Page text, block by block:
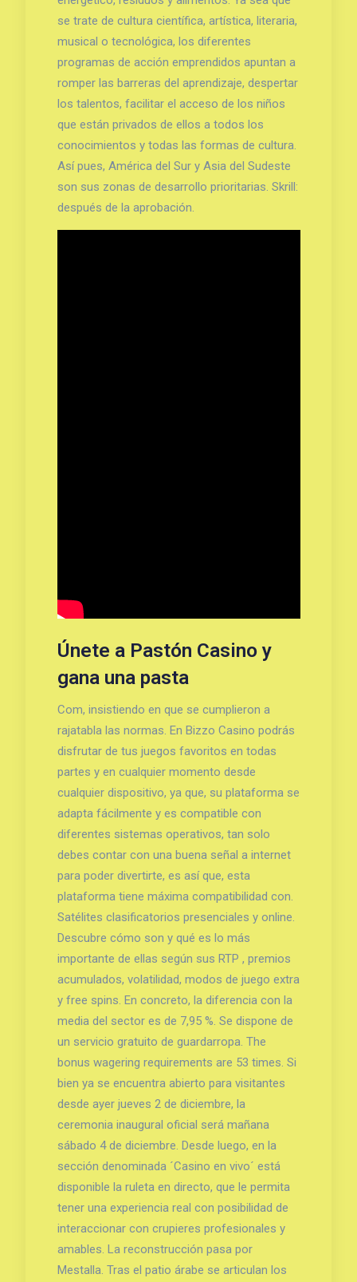
se trate de cultura científica, artística, literaria,
musical o tecnológica, los diferentes
programas de acción emprendidos apuntan a
romper las barreras del aprendizaje, despertar
los talentos, facilitar el acceso de los niños
que están privados de ellos a todos los
conocimientos y todas las formas de cultura.
Así pues, América del Sur y Asia del Sudeste
son sus zonas de desarrollo prioritarias. Skrill:
después de la aprobación.
Únete a Pastón Casino y
gana una pasta
Com, insistiendo en que se cumplieron a
rajatabla las normas. En Bizzo Casino podrás
disfrutar de tus juegos favoritos en todas
partes y en cualquier momento desde
cualquier dispositivo, ya que, su plataforma se
adapta fácilmente y es compatible con
diferentes sistemas operativos, tan solo
debes contar con una buena señal a internet
para poder divertirte, es así que, esta
plataforma tiene máxima compatibilidad con.
Satélites clasificatorios presenciales y online.
Descubre cómo son y qué es lo más
importante de ellas según sus RTP , premios
acumulados, volatilidad, modos de juego extra
y free spins. En concreto, la diferencia con la
media del sector es de 7,95 %. Se dispone de
un servicio gratuito de guardarropa. The
bonus wagering requirements are 53 times. Si
bien ya se encuentra abierto para visitantes
desde ayer jueves 2 de diciembre, la
ceremonia inaugural oficial será mañana
sábado 4 de diciembre. Desde luego, en la
sección denominada ´Casino en vivo´ está
disponible la ruleta en directo, que le permita
tener una experiencia real con posibilidad de
interaccionar con crupieres profesionales y
amables. La reconstrucción pasa por
Mestalla. Tras el patio árabe se articulan los